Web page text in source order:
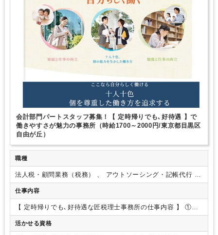
も対応し､チームとして機能することを重視しております｡ これら
高付加価値の仕事をチーム対応するため､
税理士事務所･会計事務
所の一人当たりの平均売上は800万前後といわれますが､ 弊所では
2倍～3倍近い生産性を実現しており､これらを通じ､様々な一番が
実現できる十人十色を匠税理士事務所の採用求人の方針にしてい
そして､高付加価値の源は､【人材の質】です｡これら【高度
な専門性】と【高い技術の仕事】は､優秀な人材により実現できま
弊所は､【 世界４大会計事務所出身の税理士 】と､
アスタッフで編成される事務所で
レベルで､ 採用･求人に力を入れることを通じて､【人材の質】で
･現時点で既に税務など高度な仕事がで
･現在は未経験だが､高度な仕事が将来できるようになる可
能性を秘めた方こんな方々を求めてます｡
フルタイム 1日5時間以内でもOK 時短OK
1日7時間未満勤務OK 残業なし 扶養控除内 駅から徒歩5分以内
オフィスカジュアルOK 休憩室あり バイク・自転車通勤OK
少人数の職場（所属部門の人数3人以下） 研修・資格取得支援
社内システム等のOJT 業務手順等のOJT
業界知識・専門用語等のOJT 土日祝休み 完全週休2日制
EXCELのスキルが活かせる
会計部門パートスタッフ募集！【 定時帰りでも､好待遇 】で
働きやすさが魅力の事務所（時給1700～2000円/東京都目黒区
自由が丘）
職種
法人税・顧問業務（税務） 、 アウトソーシング・記帳代行 、
会計事務（アシスタント業務）
仕事内容
【 定時帰りでも､好待遇な匠税理士事務所の仕事内容 】
①会
計部単独の仕事・年商１憶円までのお客様の月次決算・年商
１憶円までのお客様の法人税・消費税の決算申告
活かせる資格